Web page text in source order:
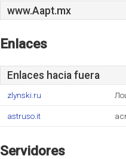
www.Aapt.mx
Enlaces
Enlaces hacia fuera
zlynski.ru
astruso.it
Servidores